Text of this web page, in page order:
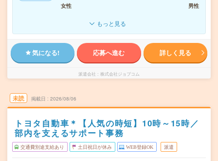
女性
男性
もっと見る
気になる! 応募へ進む 詳しく見る
派遣会社 株式会社ジョブコム
未読 掲載日 2026/08/06
トヨタ自動車＊【人気の時短】10時～15時／
部内を支えるサポート事務
交通費別途支給あり 土日祝日が休み WEB登録OK 派遣